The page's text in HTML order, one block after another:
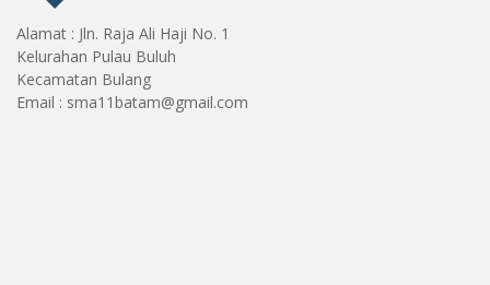
Alamat : Jln. Raja Ali Haji No. 1
Kelurahan Pulau Buluh
Kecamatan Bulang
Email : sma11batam@gmail.com